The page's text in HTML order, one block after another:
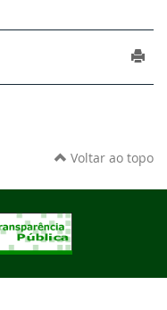
Voltar ao topo